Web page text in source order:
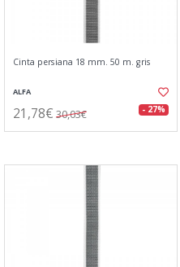
Cinta persiana 18 mm. 50 m. gris
ALFA
21,78€ 30,03€ - 27%